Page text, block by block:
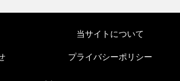
当サイトについて
プライバシーポリシー